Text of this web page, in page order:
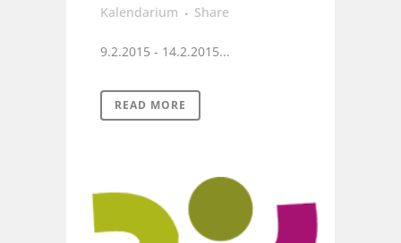
Kalendarium
Share
9.2.2015 - 14.2.2015...
READ MORE